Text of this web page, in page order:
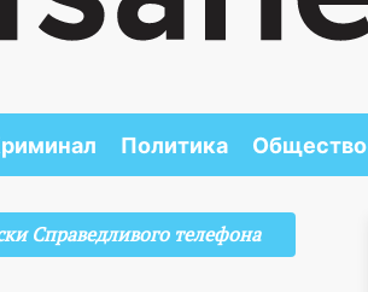
Политика Общество
Справедливого телефона